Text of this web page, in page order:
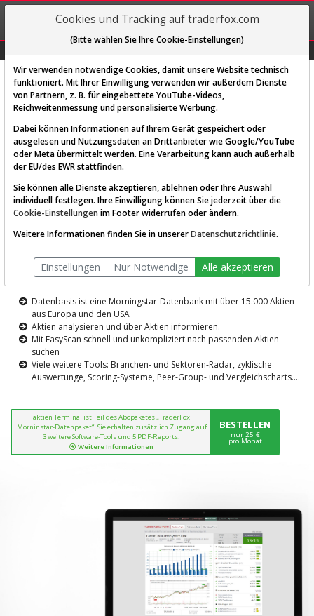
REGIS-
TRIEREN
Diese Funktion ist nur für
AKTIEN-TERMINAL
Die Aktienanalyse-Plattform von
TraderFox
Datenbasis ist eine Morningstar-Datenbank mit über 15.000 Aktien
aus Europa und den USA
Aktien analysieren und über Aktien informieren.
Mit EasyScan schnell und unkompliziert nach passenden Aktien
suchen
Viele weitere Tools: Branchen- und Sektoren-Radar, zyklische
Auswertunge, Scoring-Systeme, Peer-Group- und Vergleichscharts....
aktien Terminal ist Teil des Abopaketes „TraderFox
Morninstar-Datenpaket“. Sie erhalten zusätzlich Zugang auf
3 weitere Software-Tools und 5 PDF-Reports.
Weitere Informationen
BESTELLEN
nur 25 €
pro Monat
Cookies und Tracking auf traderfox.com
(Bitte wählen Sie Ihre Cookie-Einstellungen)
Wir verwenden notwendige Cookies, damit unsere Website technisch
funktioniert. Mit Ihrer Einwilligung verwenden wir außerdem Dienste
von Partnern, z. B. für eingebettete YouTube-Videos,
Reichweitenmessung und personalisierte Werbung.
Dabei können Informationen auf Ihrem Gerät gespeichert oder
ausgelesen und Nutzungsdaten an Drittanbieter wie Google/YouTube
oder Meta übermittelt werden. Eine Verarbeitung kann auch außerhalb
der EU/des EWR stattfinden.
Sie können alle Dienste akzeptieren, ablehnen oder Ihre Auswahl
individuell festlegen. Ihre Einwilligung können Sie jederzeit über die
Cookie-Einstellungen im Footer widerrufen oder ändern.
Weitere Informationen finden Sie in unsererDatenschutzrichtlinie.
Einstellungen Nur Notwendige Alle akzeptieren